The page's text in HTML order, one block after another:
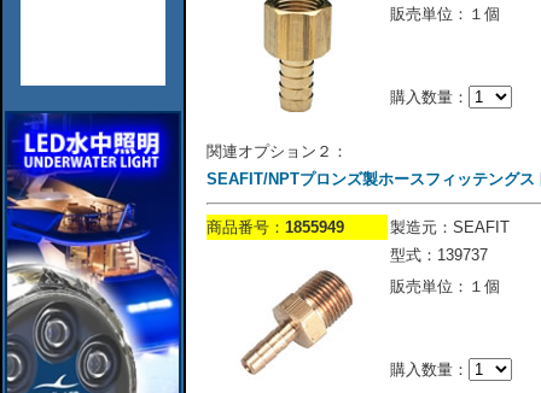
販売単位：１個
購入数量：
関連オプション２：
SEAFIT/NPTプロンズ製ホースフィッテング
商品番号： 1855949
製造元：SEAFIT
型式：139737
販売単位：１個
購入数量：